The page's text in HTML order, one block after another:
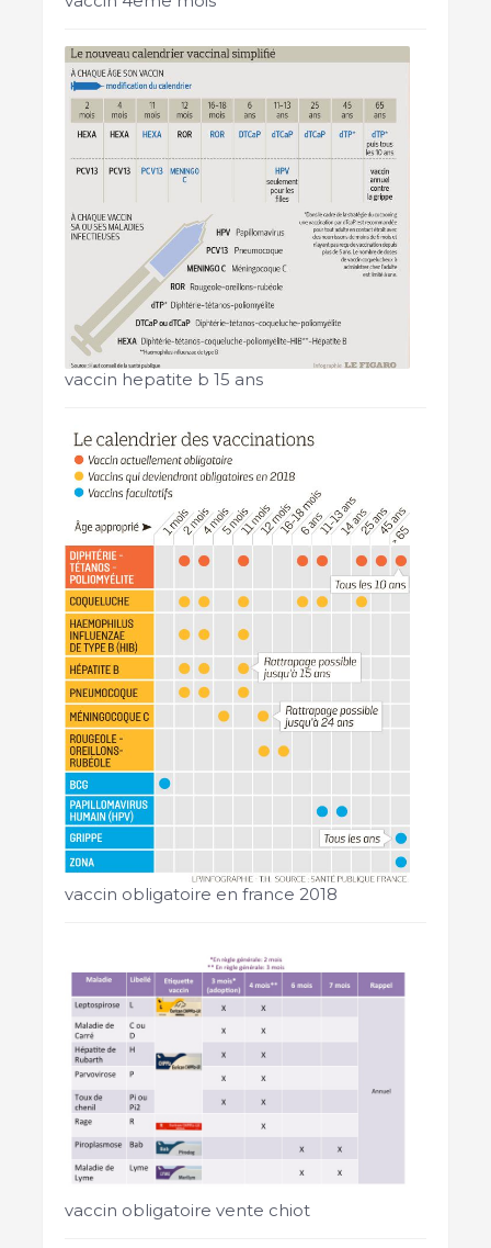
vaccin hepatite b 15 ans
vaccin obligatoire en france 2018
vaccin obligatoire vente chiot